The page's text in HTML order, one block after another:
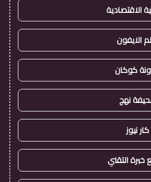
الاقتصادية
الايفون
كوكان
نهج
كار نيوز
التقني